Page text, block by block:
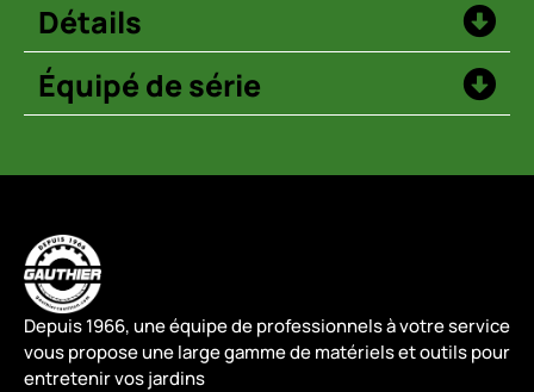
Détails
Équipé de série
Depuis 1966, une équipe de professionnels à votre service
vous propose une large gamme de matériels et outils pour
entretenir vos jardins